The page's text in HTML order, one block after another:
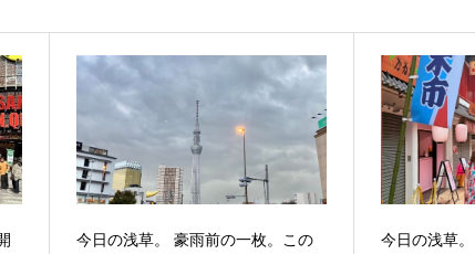
今日の浅草。 豪雨前の一枚。この
今日の浅草